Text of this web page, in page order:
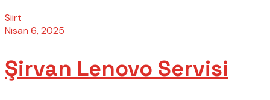
Siirt
Nisan 6, 2025
Şirvan Lenovo Servisi